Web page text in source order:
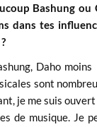
Bashung
dans tes
Daho
sont
je me suis
de musique. Je